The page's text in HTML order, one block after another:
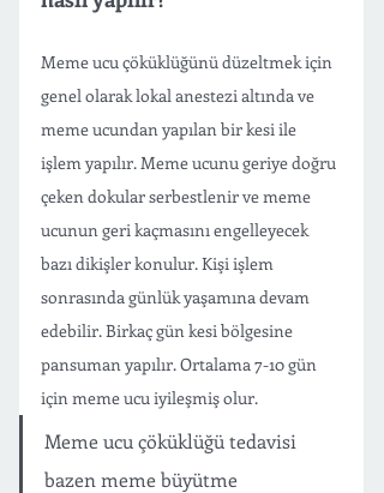
Meme ucu çöküklüğünü düzeltmek için
genel olarak lokal anestezi altında ve
meme ucundan yapılan bir kesi ile
işlem yapılır. Meme ucunu geriye doğru
çeken dokular serbestlenir ve meme
ucunun geri kaçmasını engelleyecek
bazı dikişler konulur. Kişi işlem
sonrasında günlük yaşamına devam
edebilir. Birkaç gün kesi bölgesine
pansuman yapılır. Ortalama 7-10 gün
için meme ucu iyileşmiş olur.
Meme ucu çöküklüğü tedavisi
bazen meme büyütme